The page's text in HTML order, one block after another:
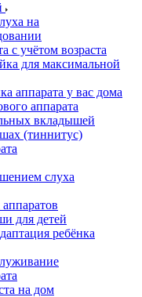
на
с учётом возраста
для максимальной
аппарата у вас дома
аппарата
вкладышей
(тиннитус)
слуха
для детей
ребёнка
на дом